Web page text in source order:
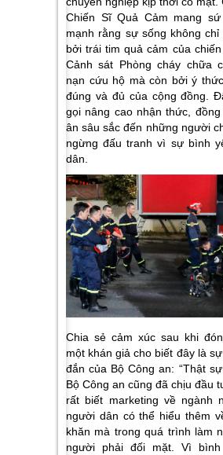
Chiến Sĩ Quả Cảm mang
mạnh rằng sự sống không
bởi trái tim quả cảm của
Cảnh sát Phòng cháy chữa
nạn cứu hộ mà còn bởi ý
đúng và đủ của cộng đồng.
gọi nâng cao nhận thức,
ân sâu sắc đến những người
ngừng đấu tranh vì sự bình
dân.
Chia sẻ cảm xúc sau khi
một khán giả cho biết đây là
đắn của Bộ Công an: “Thật
Bộ Công an cũng đã chịu đầu
rất biết marketing về ngành
người dân có thể hiểu thêm
khăn mà trong quá trình làm
người phải đối mặt. Vì